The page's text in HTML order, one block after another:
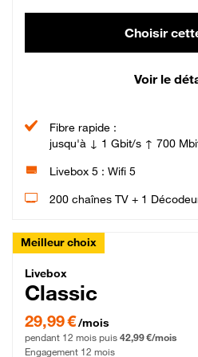
Choisir
Voir le
Fibre rapide :
jusqu'à ↓ 1 Gbit/s ↑ 700
Livebox 5 : Wifi 5
200 chaînes TV + 1
Meilleur choix
Livebox Classic
Livebox
Classic
29,99 € par mois pendant 12 mois puis
29,99 €/mois
pendant 12 mois puis 42,99 €/mois
Engagement 12 mois